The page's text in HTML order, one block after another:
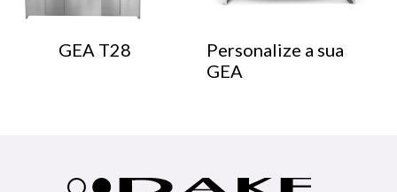
GEA T28
Personalize a sua
GEA